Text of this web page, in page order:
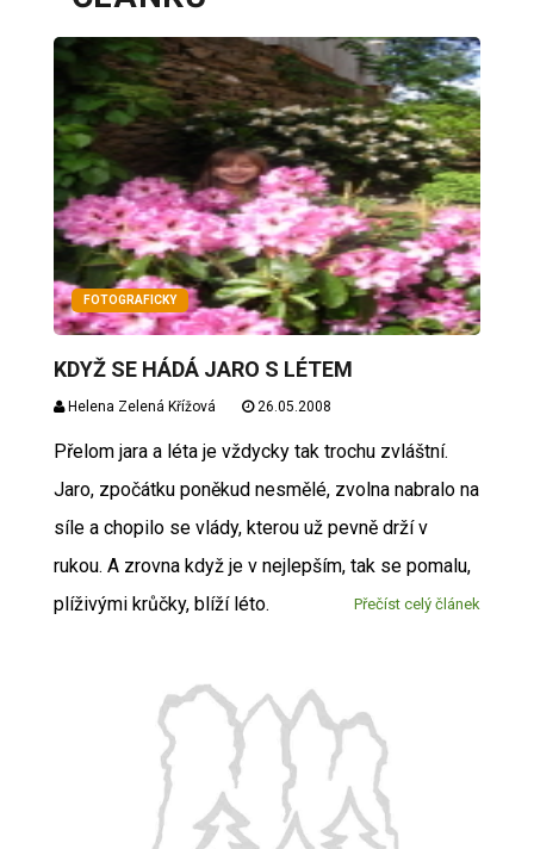
FOTOGRAFICKY
KDYŽ SE HÁDÁ JARO S LÉTEM
Helena Zelená Křížová 26.05.2008
Přelom jara a léta je vždycky tak trochu zvláštní.
Jaro, zpočátku poněkud nesmělé, zvolna nabralo na
síle a chopilo se vlády, kterou už pevně drží v
rukou. A zrovna když je v nejlepším, tak se pomalu,
plíživými krůčky, blíží léto.
Přečíst celý článek